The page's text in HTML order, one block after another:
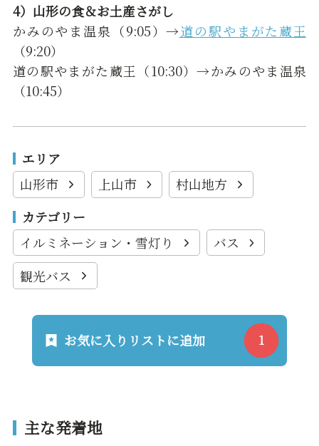
4）山形の食＆お土産さがし
かみのやま温泉（9:05）→道の駅やまがた蔵王
（9:20）
道の駅やまがた蔵王（10:30）→かみのやま温泉
（10:45）
エリア
山形市
上山市
村山地方
カテゴリー
イルミネーション・雪灯り
バス
観光バス
お気に入りリストに追加
主な発着地